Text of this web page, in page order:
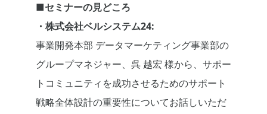
■セミナーの見どころ
・株式会社ベルシステム24:
事業開発本部 データマーケティング事業部の
グループマネジャー、呉 越宏 様から、サポー
トコミュニティを成功させるためのサポート
戦略全体設計の重要性についてお話しいただ